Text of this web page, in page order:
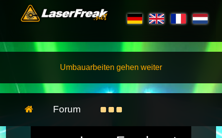
Umbauarbeiten gehen weiter
Forum